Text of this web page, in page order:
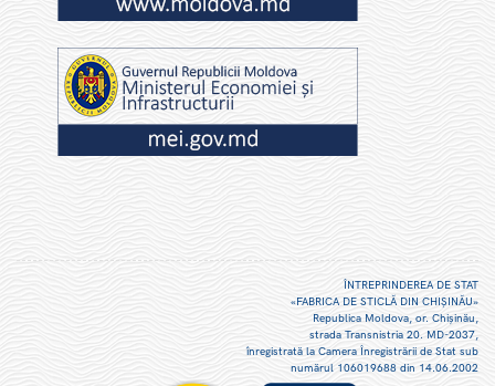
ÎNTREPRINDEREA DE STAT
«FABRICA DE STICLĂ DIN CHIŞINĂU»
Republica Moldova, or. Chişinău,
strada Transnistria 20. MD-2037,
înregistrată la Camera Înregistrării de Stat sub
numărul 106019688 din 14.06.2002